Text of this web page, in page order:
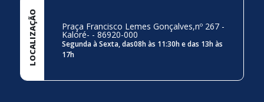
LOCALIZAÇÃO Praça Francisco Lemes Gonçalves,nº 267 -
Kaloré- - 86920-000
Segunda à Sexta, das08h às 11:30h e das 13h às
17h